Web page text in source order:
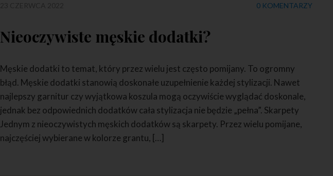
0 KOMENTARZY
Nieoczywiste męskie dodatki?
Męskie dodatki to temat, który przez wielu jest często pomijany. To ogromny
błąd. Męskie dodatki stanowią doskonałe uzupełnienie każdej stylizacji. Nawet
najlepszy garnitur czy wyjątkowa koszula mogą oczywiście wyglądać doskonale,
jednak bez odpowiednich dodatków cała stylizacja nie będzie „pełna”. Skarpety
Jednym z nieoczywistych męskich dodatków są skarpety. Przez wielu pomijane,
najczęściej wybierane w kolorze grantu, […]